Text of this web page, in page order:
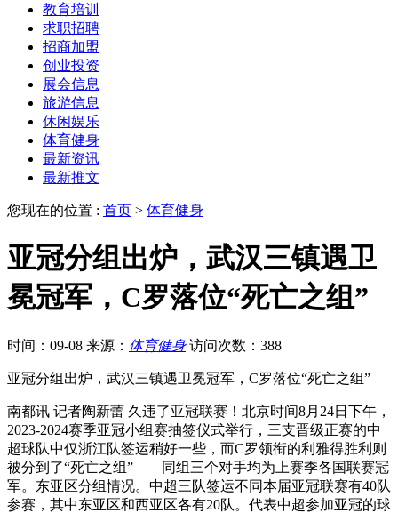
教育培训
求职招聘
招商加盟
创业投资
展会信息
旅游信息
休闲娱乐
体育健身
最新资讯
最新推文
您现在的位置 : 首页 > 体育健身
亚冠分组出炉，武汉三镇遇卫
冕冠军，C罗落位“死亡之组”
时间：09-08 来源： 体育健身 访问次数：388
亚冠分组出炉，武汉三镇遇卫冕冠军，C罗落位“死亡之组”
南都讯 记者陶新蕾 久违了亚冠联赛！北京时间8月24日下午，
2023-2024赛季亚冠小组赛抽签仪式举行，三支晋级正赛的中
超球队中仅浙江队签运稍好一些，而C罗领衔的利雅得胜利则
被分到了“死亡之组”——同组三个对手均为上赛季各国联赛冠
军。东亚区分组情况。中超三队签运不同本届亚冠联赛有40队
参赛，其中东亚区和西亚区各有20队。代表中超参加亚冠的球